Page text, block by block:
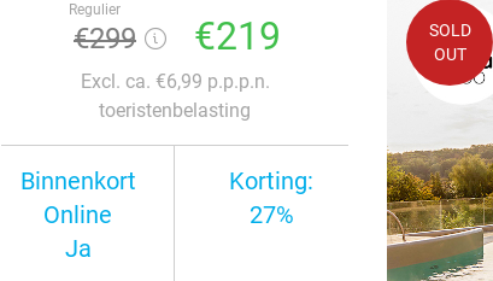
Regulier
€299 €219
Excl. ca. €6,99 p.p.p.n.
toeristenbelasting
Binnenkort
Online
Ja
Korting:
27%
SOLD
OUT